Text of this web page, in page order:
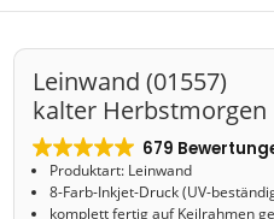
Leinwand (01557)
kalter Herbstmorgen
679
Produktart: Leinwand
8-Farb-Inkjet-Druck (UV-
komplett fertig auf Keilrahmen